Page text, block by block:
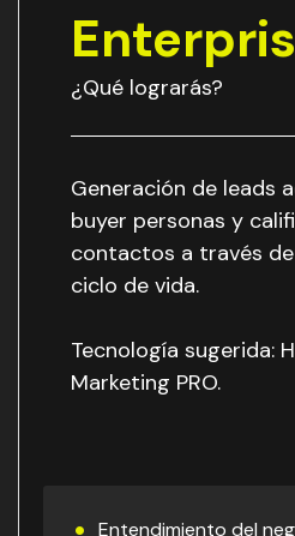
¿Qué lograrás?
Generación de leads
buyer personas y
contactos a través
ciclo de vida.
Tecnología sugerida:
Marketing PRO.
Entendimiento del